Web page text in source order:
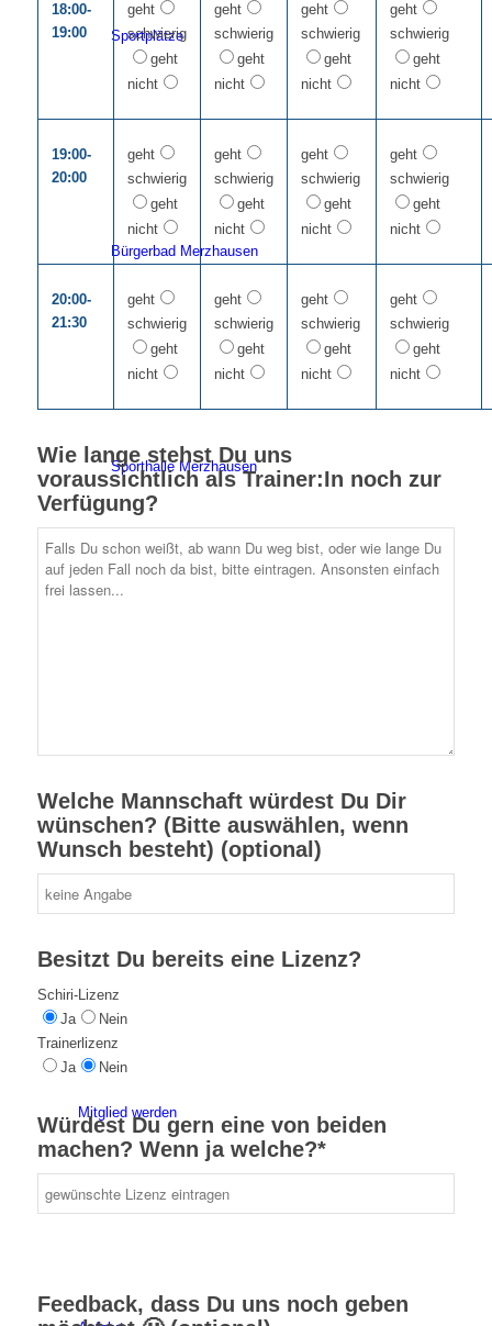
Sportplätze
Bürgerbad Merzhausen
Sporthalle Merzhausen
Kinder- und Jugendschutzkonzept
Mitglied werden
18:00-
19:00
geht
schwierig
geht
nicht
geht
schwierig
geht
nicht
geht
schwierig
geht
nicht
geht
schwierig
geht
nicht
19:00-
20:00
geht
schwierig
geht
nicht
geht
schwierig
geht
nicht
geht
schwierig
geht
nicht
geht
schwierig
geht
nicht
20:00-
21:30
geht
schwierig
geht
nicht
geht
schwierig
geht
nicht
geht
schwierig
geht
nicht
geht
schwierig
geht
nicht
Wie lange stehst Du uns
voraussichtlich als Trainer:In noch zur
Verfügung?
Welche Mannschaft würdest Du Dir
wünschen? (Bitte auswählen, wenn
Wunsch besteht) (optional)
Besitzt Du bereits eine Lizenz?
Schiri-Lizenz
Ja
Nein
Trainerlizenz
Ja
Nein
Würdest Du gern eine von beiden
machen? Wenn ja welche?*
Feedback, dass Du uns noch geben